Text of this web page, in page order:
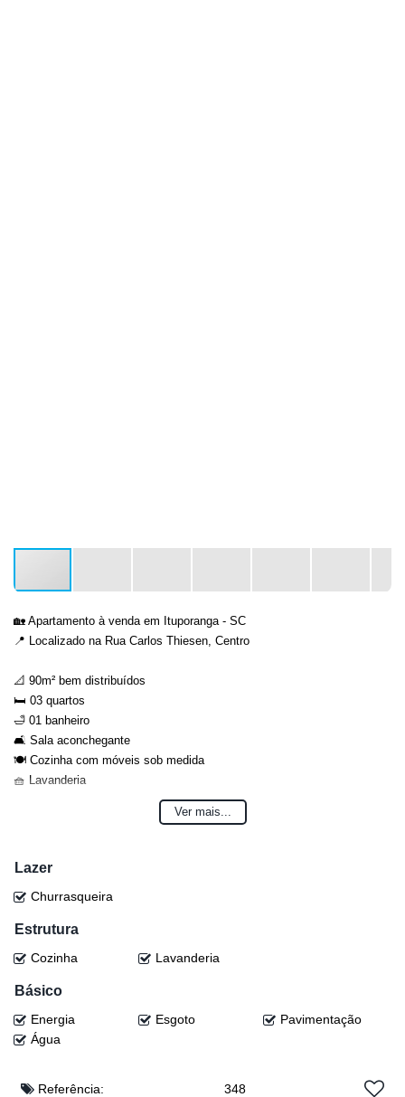
🏡 Apartamento à venda em Ituporanga - SC
📍 Localizado na Rua Carlos Thiesen, Centro
📐 90m² bem distribuídos
🛏️ 03 quartos
🛁 01 banheiro
🛋️ Sala aconchegante
🍽️ Cozinha com móveis sob medida
🧺 Lavanderia
🌅 03 sacadas, sendo 1 com churrasqueira
🚗 Vaga de garagem para 01 carro
💰 R$ 470.000,00
Ver mais...
Lazer
Churrasqueira
Estrutura
Cozinha Lavanderia
Básico
Energia Esgoto
Pavimentação
Água
Referência: 348